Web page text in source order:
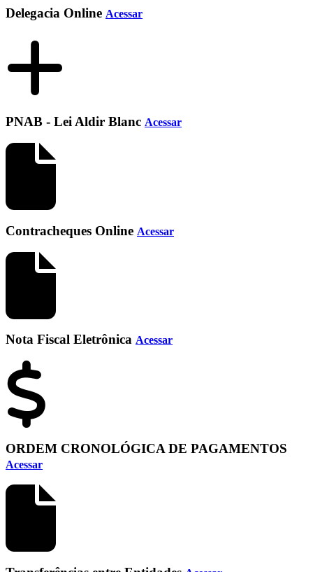
Delegacia Online Acessar
PNAB - Lei Aldir Blanc Acessar
Contracheques Online Acessar
Nota Fiscal Eletrônica Acessar
ORDEM CRONOLÓGICA DE PAGAMENTOS
Acessar